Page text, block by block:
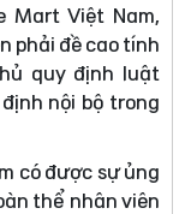
Mart Việt Nam,
phải đề cao tính
quy định luật
nội bộ trong
có được sự ủng
thể nhân viên